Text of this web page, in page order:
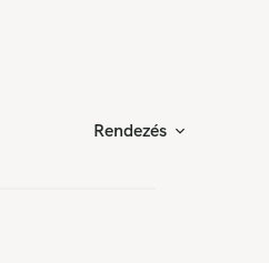
Rendezés